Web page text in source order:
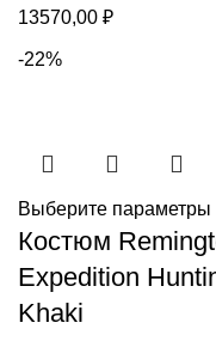
13570,00 ₽
-22%
Выберите параметры
Костюм
Expedition
Khaki